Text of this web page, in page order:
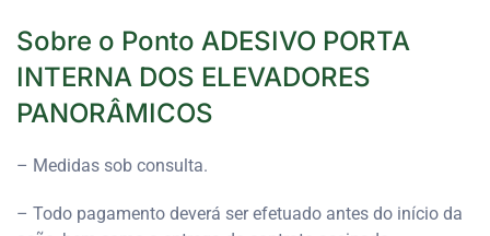
Sobre o Ponto ADESIVO PORTA
INTERNA DOS ELEVADORES
PANORÂMICOS
– Medidas sob consulta.
– Todo pagamento deverá ser efetuado antes do início da